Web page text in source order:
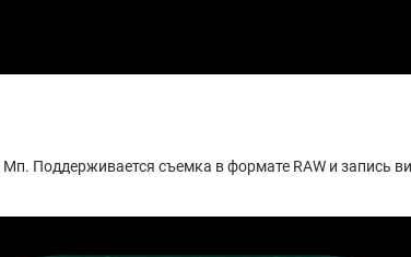
Поддерживается съемка в формате RAW и запись